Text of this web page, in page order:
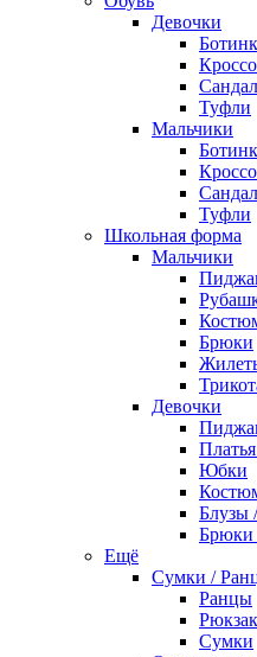
Девочки
Туфли
Мальчики
Туфли
Школьная форма
Мальчики
Брюки
Девочки
Юбки
Блузы
Брюки
Ещё
Сумки /
Ранцы
Сумки